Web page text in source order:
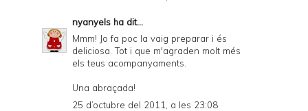
nyanyels ha dit...
Mmm! Jo fa poc la vaig preparar i és
deliciosa. Tot i que m'agraden molt més
els teus acompanyaments.
Una abraçada!
25 d’octubre del 2011, a les 23:08